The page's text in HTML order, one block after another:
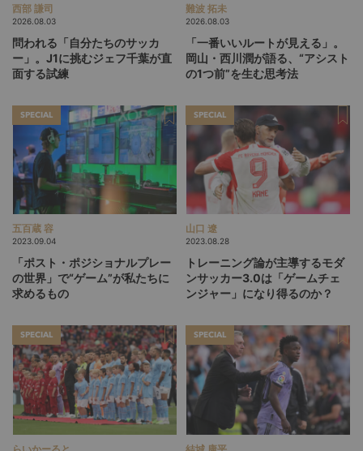
西部 謙司
2026.08.03
問われる「自分たちのサッカ
ー」。J1に挑むジェフ千葉が直
面する試練
難波 拓未
2026.08.03
「一番いいルートが見える」。
岡山・西川潤が語る、“アシスト
の1つ前”を生む思考法
SPECIAL
五百蔵 容
2023.09.04
「ポスト・ポジショナルプレー
の世界」で“ゲーム”が私たちに
求めるもの
SPECIAL
山口 遼
2023.08.28
トレーニング論が主導するモダ
ンサッカー3.0は「ゲームチェ
ンジャー」になり得るのか？
SPECIAL SPECIAL